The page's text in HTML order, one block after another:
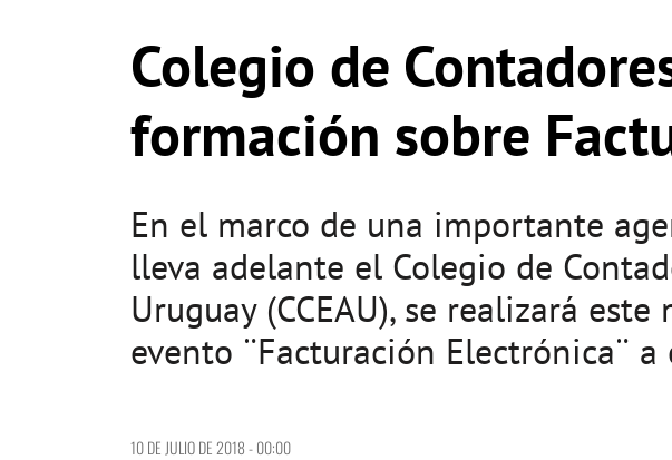
Colegio de
formación sobre
En el marco de una importante
lleva adelante el Colegio de
Uruguay (CCEAU), se realizará
evento ¨Facturación Electrónica¨
10 DE JULIO DE 2018 - 00:00